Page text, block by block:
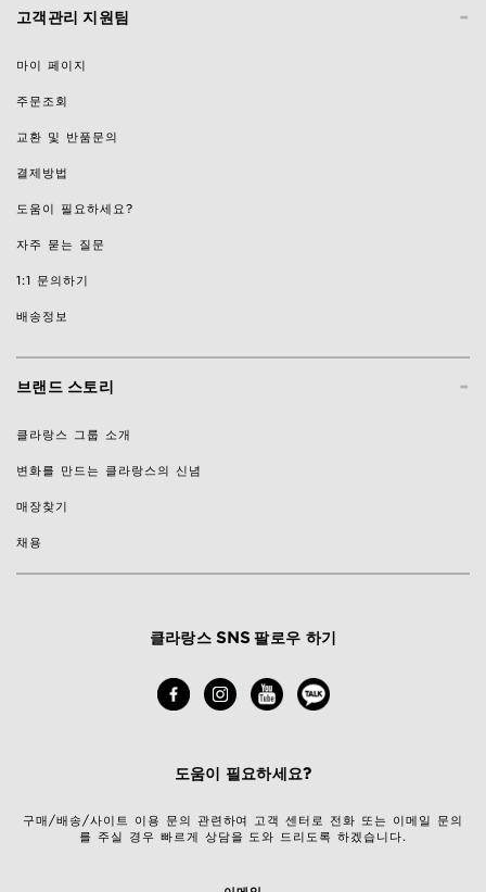
-
고객관리 지원팀
마이 페이지
주문조회
교환 및 반품문의
결제방법
도움이 필요하세요?
자주 묻는 질문
1:1 문의하기
배송정보
-
브랜드 스토리
클라랑스 그룹 소개
변화를 만드는 클라랑스의 신념
매장찾기
채용
클라랑스 SNS 팔로우 하기
도움이 필요하세요?
구매/배송/사이트 이용 문의 관련하여 고객 센터로 전화 또는 이메일 문의
를 주실 경우 빠르게 상담을 도와 드리도록 하겠습니다.